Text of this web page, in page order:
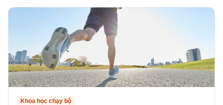
Khoa học chạy bộ